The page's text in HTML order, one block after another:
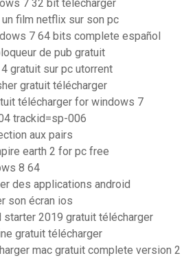
7 32 bit télécharger
film netflix sur son pc
7 64 bits complete español
de pub gratuit
gratuit sur pc utorrent
gratuit télécharger
télécharger for windows 7
trackid=sp-006
aux pairs
earth 2 for pc free
8 64
des applications android
son écran ios
2019 gratuit télécharger
gratuit télécharger
mac gratuit complete version 2